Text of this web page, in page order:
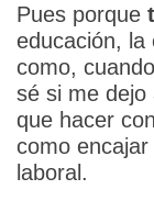
Pues porque
educación,
como,
sé si me dejo
que hacer
como
laboral.